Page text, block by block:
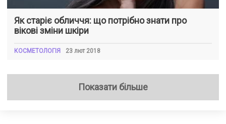
Як старіє обличчя: що потрібно знати про
вікові зміни шкіри
КОСМЕТОЛОГІЯ 23 лют 2018
Показати більше